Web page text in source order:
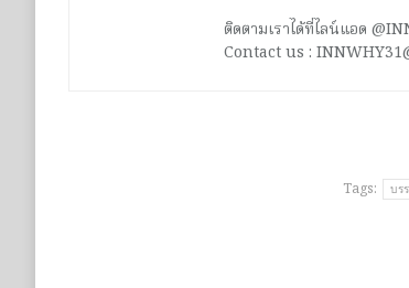
ติดตามเราได้ที่ไลน์แอด
Contact us :
Tags:
บร